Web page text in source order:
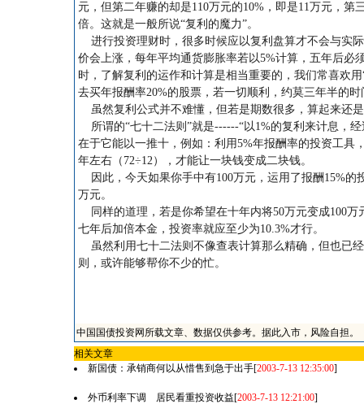
元，但第二年赚的却是110万元的10%，即是11万元，
倍。这就是一般所说“复利的魔力”。
进行投资理财时，很多时候应以复利盘算才不会与实
价会上涨，每年平均通货膨胀率若以5%计算，五年后必
时，了解复利的运作和计算是相当重要的，我们常喜欢
去买年报酬率20%的股票，若一切顺利，约莫三年半的时
虽然复利公式并不难懂，但若是期数很多，算起来还
所谓的“七十二法则”就是------“以1%的复利来计息，
在于它能以一推十，例如：利用5%年报酬率的投资工具
年左右（72÷12），才能让一块钱变成二块钱。
因此，今天如果你手中有100万元，运用了报酬15%的
万元。
同样的道理，若是你希望在十年内将50万元变成100万
七年后加倍本金，投资率就应至少为10.3%才行。
虽然利用七十二法则不像查表计算那么精确，但也已
则，或许能够帮你不少的忙。
中国国债投资网所载文章、数据仅供参考。据此入市，风险自担。
相关文章
新国债：承销商何以从惜售到急于出手[2003-7-13 12:35:00]
外币利率下调 居民看重投资收益[2003-7-13 12:21:00]